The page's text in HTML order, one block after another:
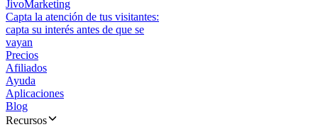
JivoMarketing
Capta la atención de tus visitantes:
capta su interés antes de que se
vayan
Precios
Afiliados
Ayuda
Aplicaciones
Blog
Recursos